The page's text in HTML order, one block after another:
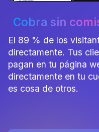
Cobra sin
El 89 % de los
directamente. Tus
pagan en tu página
directamente en tu
es cosa de otros.